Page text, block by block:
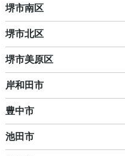
堺市南区
堺市北区
堺市美原区
岸和田市
豊中市
池田市